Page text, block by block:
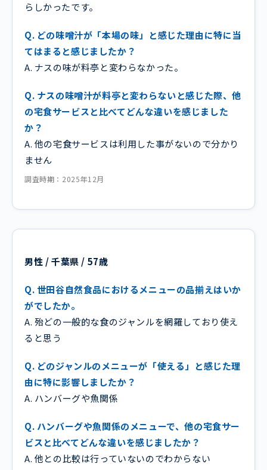
らしかったです。
Q. どの味噌汁が「本場の味」と感じた理由に特に当
てはまると感じましたか？
A. ナスの味が料亭と変わらなかった。
Q. ナスの味噌汁が料亭と変わらないと感じた際、他
の宅食サービスと比べてどんな違いを感じました
か？
A. 他の宅食サービスは利用した事がないので分かり
ません
調査時期：2025年12月
男性 / 千葉県 / 57歳
Q. 世田谷自然食品におけるメニューの品揃えはいか
がでしたか。
A. 殆どの一般的な食のジャンルを網羅しており使え
ると思う
Q. どのジャンルのメニューが「使える」と感じた理
由に特に影響しましたか？
A. ハンバーグや魚関係
Q. ハンバーグや魚関係のメニューで、他の宅食サー
ビスと比べてどんな違いを感じましたか？
A. 他との比較は行っていないのでわからない